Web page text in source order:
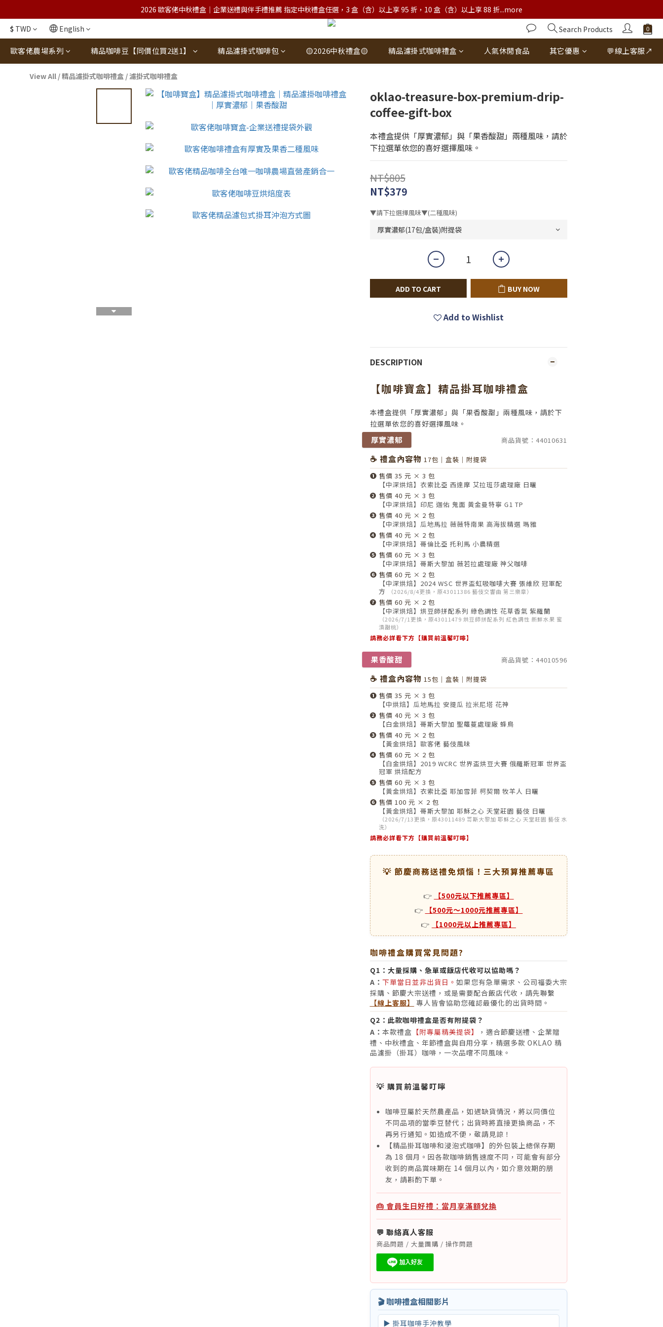
2026 歐客佬中秋禮盒｜企業送禮與伴手禮推薦 指定中秋禮盒任選，3 盒（含）以上享 95 折，10 盒（含）以上享 88 折...more
$ TWD English Search Products
歐客佬農場系列 精品咖啡豆【同價位買2送1】 精品濾掛式咖啡包 🟡2026中秋禮盒🟡 精品濾掛式咖啡禮盒 人氣休閒食品 其它優惠 💬線上客服↗
View All /精品濾掛式咖啡禮盒 /濾掛式咖啡禮盒
oklao-treasure-box-premium-drip-
coffee-gift-box
本禮盒提供「厚實濃郁」與「果香酸甜」兩種風味，請於
下拉選單依您的喜好選擇風味。
NT$805
NT$379
▼請下拉選擇風味▼(二種風味)
ADD TO CART BUY NOW
Add to Wishlist
DESCRIPTION
【咖啡寶盒】精品掛耳咖啡禮盒
本禮盒提供「厚實濃郁」與「果香酸甜」兩種風味，請於下
拉選單依您的喜好選擇風味。
厚實濃郁 商品貨號：44010631
☕ 禮盒內容物 17包｜盒裝｜附提袋
❶ 售價 35 元 × 3 包
【中深烘焙】衣索比亞 西達摩 艾拉班莎處理廠 日曬
❷ 售價 40 元 × 3 包
【中深烘焙】印尼 迦佑 鬼面 黃金曼特寧 G1 TP
❸ 售價 40 元 × 2 包
【中深烘焙】瓜地馬拉 薇薇特南果 高海拔精選 瑪雅
❹ 售價 40 元 × 2 包
【中深烘焙】哥倫比亞 托利馬 小農精選
❺ 售價 60 元 × 3 包
【中深烘焙】哥斯大黎加 薇若拉處理廠 神父咖啡
❻ 售價 60 元 × 2 包
【中深烘焙】2024 WSC 世界盃虹吸咖啡大賽 張維欣 冠軍配
方
（2026/8/4更換，原43011386 藝伎交響曲 第三樂章）
❼ 售價 60 元 × 2 包
【中深烘焙】烘豆師拼配系列 綠色調性 花草香氣 紫羅蘭
（2026/7/1更換，原43011479 烘豆師拼配系列 紅色調性 新鮮水果 蜜
漬甜桃）
請務必詳看下方【購買前溫馨叮嚀】
果香酸甜 商品貨號：44010596
☕ 禮盒內容物 15包｜盒裝｜附提袋
❶ 售價 35 元 × 3 包
【中烘焙】瓜地馬拉 安提瓜 拉米尼塔 花神
❷ 售價 40 元 × 3 包
【白金烘焙】哥斯大黎加 聖蘿蔓處理廠 蜂鳥
❸ 售價 40 元 × 2 包
【黃金烘焙】歐客佬 藝伎風味
❹ 售價 60 元 × 2 包
【白金烘焙】2019 WCRC 世界盃烘豆大賽 俄羅斯冠軍 世界盃
冠軍 烘焙配方
❺ 售價 60 元 × 3 包
【黃金烘焙】衣索比亞 耶加雪菲 柯契爾 牧羊人 日曬
❻ 售價 100 元 × 2 包
【黃金烘焙】哥斯大黎加 耶穌之心 天堂莊園 藝伎 日曬
（2026/7/13更換，原43011489 哥斯大黎加 耶穌之心 天堂莊園 藝伎 水
洗）
請務必詳看下方【購買前溫馨叮嚀】
💡 節慶商務送禮免煩惱！三大預算推薦專區
👉
【500元以下推薦專區】
👉
【500元～1000元推薦專區】
👉
【1000元以上推薦專區】
咖啡禮盒購買常見問題?
Q1：大量採購、急單或飯店代收可以協助嗎？
A： 下單當日並非出貨日。 如果您有急單需求、公司福委大宗
採購、節慶大宗送禮，或是需要配合飯店代收，請先聯繫
【線上客服】
專人皆會協助您確認最優化的出貨時間。
Q2：此款咖啡禮盒是否有附提袋？
A： 本款禮盒 【附專屬精美提袋】
，適合節慶送禮、企業贈
禮、中秋禮盒、年節禮盒與自用分享，精選多款 OKLAO 精
品濾掛（掛耳）咖啡，一次品嚐不同風味。
💡 購買前溫馨叮嚀
咖啡豆屬於天然農產品，如遇缺貨情況，將以同價位
不同品項的當季豆替代；出貨時將直接更換商品，不
再另行通知。如造成不便，敬請見諒！
【精品掛耳咖啡和浸泡式咖啡】的外包裝上總保存期
為 18 個月。因各款咖啡銷售速度不同，可能會有部分
收到的商品賞味期在 14 個月以內，如介意效期的朋
友，請斟酌下單。
🎂 會員生日好禮：當月享滿額兌換
💬 聯絡真人客服
商品問題 / 大量團購 / 操作問題
🎬 咖啡禮盒相關影片
▶ 掛耳咖啡手沖教學